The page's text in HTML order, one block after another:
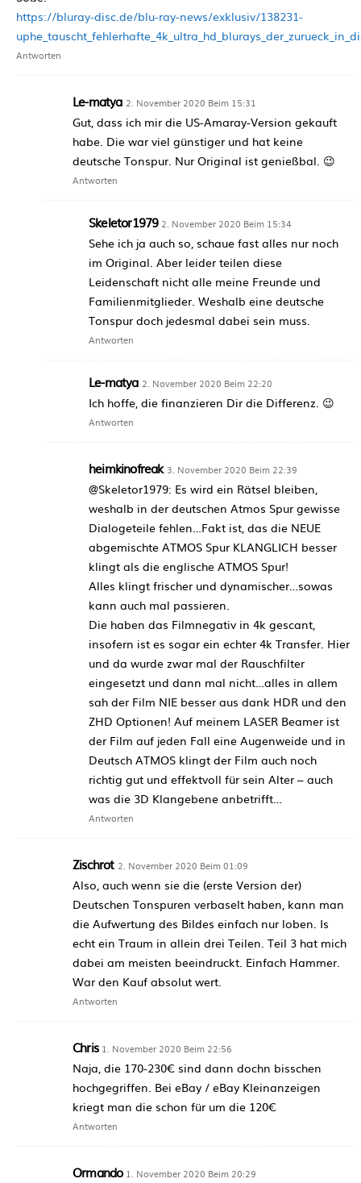
https://bluray-disc.de/blu-ray-news/exklusiv/138231-
Antworten
Le-matya 2. November 2020 Beim 15:31
Gut, dass ich mir die US-Amaray-Version gekauft
habe. Die war viel günstiger und hat keine
deutsche Tonspur. Nur Original ist genießbal. 😉
Antworten
Skeletor1979 2. November 2020 Beim 15:34
Sehe ich ja auch so, schaue fast alles nur noch
im Original. Aber leider teilen diese
Leidenschaft nicht alle meine Freunde und
Familienmitglieder. Weshalb eine deutsche
Tonspur doch jedesmal dabei sein muss.
Antworten
Le-matya 2. November 2020 Beim 22:20
Ich hoffe, die finanzieren Dir die Differenz. 😉
Antworten
heimkinofreak 3. November 2020 Beim 22:39
@Skeletor1979: Es wird ein Rätsel bleiben,
weshalb in der deutschen Atmos Spur gewisse
Dialogeteile fehlen…Fakt ist, das die NEUE
abgemischte ATMOS Spur KLANGLICH besser
klingt als die englische ATMOS Spur!
Alles klingt frischer und dynamischer…sowas
kann auch mal passieren.
Die haben das Filmnegativ in 4k gescant,
insofern ist es sogar ein echter 4k Transfer. Hier
und da wurde zwar mal der Rauschfilter
eingesetzt und dann mal nicht…alles in allem
sah der Film NIE besser aus dank HDR und den
ZHD Optionen! Auf meinem LASER Beamer ist
der Film auf jeden Fall eine Augenweide und in
Deutsch ATMOS klingt der Film auch noch
richtig gut und effektvoll für sein Alter – auch
was die 3D Klangebene anbetrifft…
Antworten
Zischrot 2. November 2020 Beim 01:09
Also, auch wenn sie die (erste Version der)
Deutschen Tonspuren verbaselt haben, kann man
die Aufwertung des Bildes einfach nur loben. Is
echt ein Traum in allein drei Teilen. Teil 3 hat mich
dabei am meisten beeindruckt. Einfach Hammer.
War den Kauf absolut wert.
Antworten
Chris 1. November 2020 Beim 22:56
Naja, die 170-230€ sind dann dochn bisschen
hochgegriffen. Bei eBay / eBay Kleinanzeigen
kriegt man die schon für um die 120€
Antworten
Ormando 1. November 2020 Beim 20:29